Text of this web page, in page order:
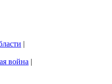
|
война |